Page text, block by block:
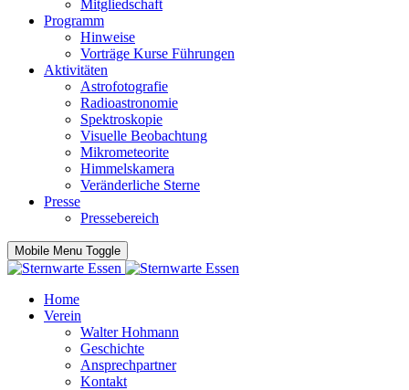
Mitgliedschaft
Programm
Hinweise
Vorträge Kurse Führungen
Aktivitäten
Astrofotografie
Radioastronomie
Spektroskopie
Visuelle Beobachtung
Mikrometeorite
Himmelskamera
Veränderliche Sterne
Presse
Pressebereich
Mobile Menu Toggle
Home
Verein
Walter Hohmann
Geschichte
Ansprechpartner
Kontakt